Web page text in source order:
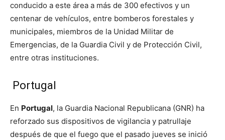
conducido a este área a más de 300 efectivos y un
centenar de vehículos, entre bomberos forestales y
municipales, miembros de la Unidad Militar de
Emergencias, de la Guardia Civil y de Protección Civil,
entre otras instituciones.
Portugal
En Portugal, la Guardia Nacional Republicana (GNR) ha
reforzado sus dispositivos de vigilancia y patrullaje
después de que el fuego que el pasado jueves se inició